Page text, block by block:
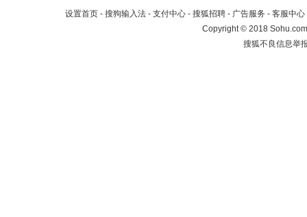
设置首页 - 搜狗输入法 - 支付中心 - 搜狐招聘 - 广告服务 - 客服中心
Copyright©2018
搜狐不良信息举